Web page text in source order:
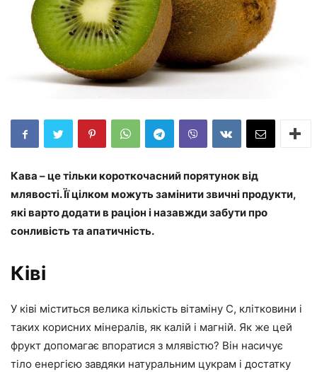
Кава – це тільки короткочасний порятунок від
млявості. Її цілком можуть замінити звичні продукти,
які варто додати в раціон і назавжди забути про
сонливість та апатичність.
Ківі
У ківі міститься велика кількість вітаміну С, клітковини і
таких корисних мінералів, як калій і магній. Як же цей
фрукт допомагає впоратися з млявістю? Він насичує
тіло енергією завдяки натуральним цукрам і достатку